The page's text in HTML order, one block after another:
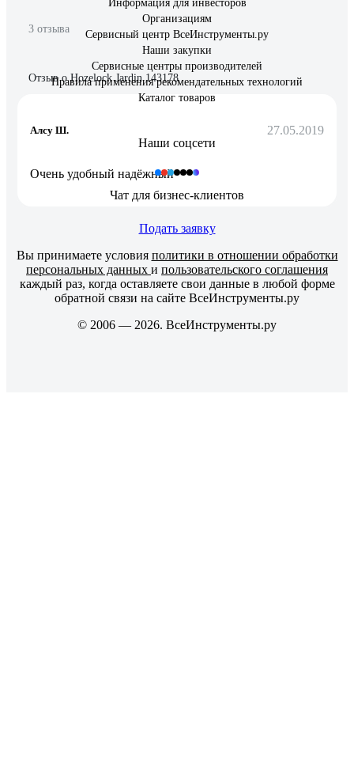
3 отзыва
Отзыв о Hozelock Jardin 143178
Алсу Ш. 27.05.2019
Очень удобный надёжный
Информация для инвесторов
Организациям
Сервисный центр ВсеИнструменты.ру
Наши закупки
Сервисные центры производителей
Правила применения рекомендательных технологий
Каталог товаров
Наши соцсети
Чат для бизнес-клиентов
Подать заявку
Вы принимаете условия политики в отношении обработки
персональных данных и пользовательского соглашения
каждый раз, когда оставляете свои данные в любой форме
обратной связи на сайте ВсеИнструменты.ру
© 2006 — 2026. ВсеИнструменты.ру